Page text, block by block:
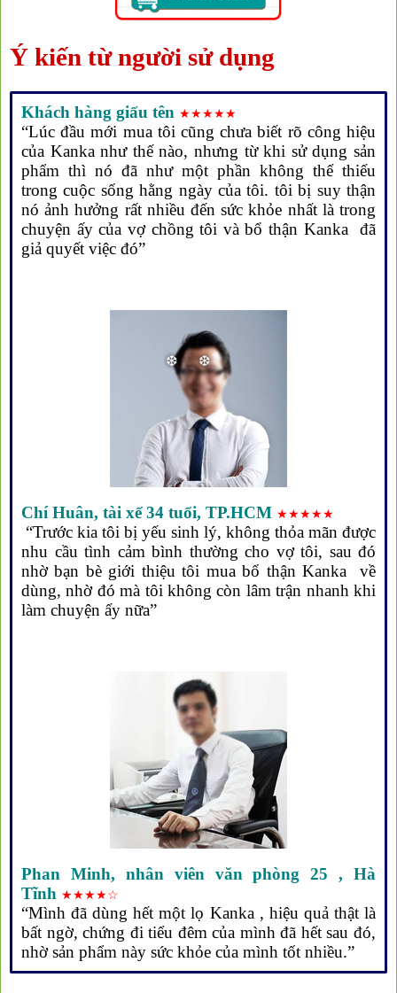
Ý kiến từ người sử dụng
Khách hàng giấu tên ★★★★★
“Lúc đầu mới mua tôi cũng chưa biết rõ công hiệu
của Kanka như thế nào, nhưng từ khi sử dụng sản
phẩm thì nó đã như một phần không thể thiếu
trong cuộc sống hằng ngày của tôi. tôi bị suy thận
nó ảnh hưởng rất nhiều đến sức khỏe nhất là trong
chuyện ấy của vợ chồng tôi và bổ thận Kanka đã
giả quyết việc đó”
ChíHuân, tài xế 34 tuổi, TP.HCM ★★★★★
“Trước kia tôi bị yếu sinh lý, không thỏa mãn được
nhu cầu tình cảm bình thường cho vợ tôi, sau đó
nhờ bạn bè giới thiệu tôi mua bổ thận Kanka về
dùng, nhờ đó mà tôi không còn lâm trận nhanh khi
làm chuyện ấy nữa”
Phan Minh, nhân viên văn phòng 25 , Hà
Tĩnh ★★★★☆
“Mình đã dùng hết một lọ Kanka , hiệu quả thật là
bất ngờ, chứng đi tiểu đêm của mình đã hết sau đó,
nhờ sản phẩm này sức khỏe của mình tốt nhiều.”
❅ ❅